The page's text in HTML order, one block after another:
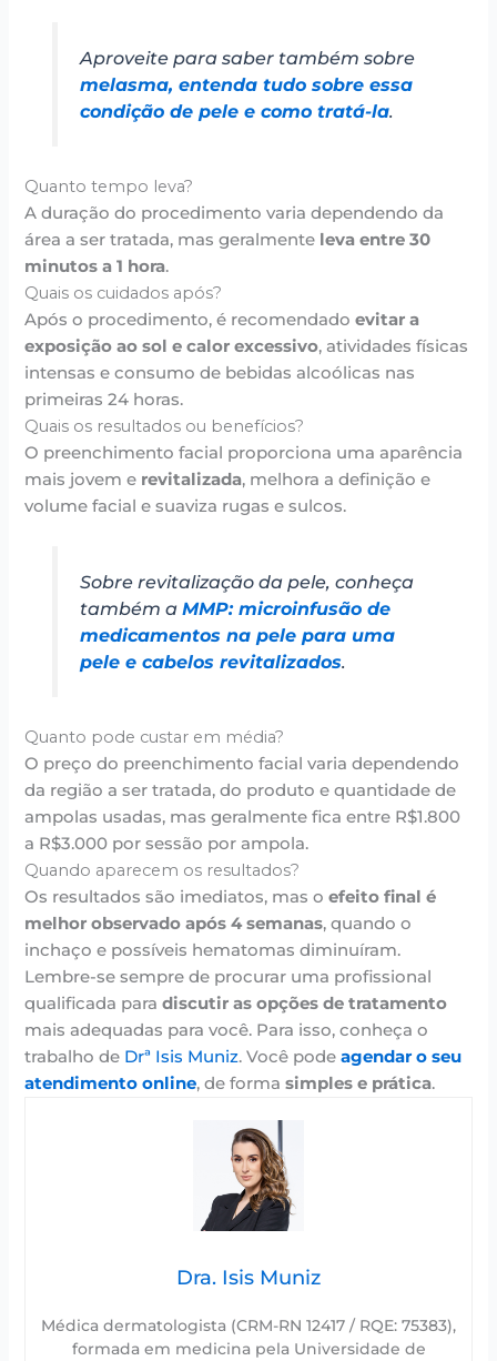
Aproveite para saber também sobre
melasma, entenda tudo sobre essa
condição de pele e como tratá-la.
Quanto tempo leva?
A duração do procedimento varia dependendo da
área a ser tratada, mas geralmente leva entre 30
minutos a 1 hora.
Quais os cuidados após?
Após o procedimento, é recomendadoevitar a
exposição ao sol e calor excessivo, atividades físicas
intensas e consumo de bebidas alcoólicas nas
primeiras 24 horas.
Quais os resultados ou benefícios?
O preenchimento facial proporciona uma aparência
mais jovem e revitalizada, melhora a definição e
volume facial e suaviza rugas e sulcos.
Sobre revitalização da pele, conheça
também a MMP: microinfusão de
medicamentos na pele para uma
pele e cabelos revitalizados.
Quanto pode custar em média?
O preço do preenchimento facial varia dependendo
da região a ser tratada, do produto e quantidade de
ampolas usadas, mas geralmente fica entre R$1.800
a R$3.000 por sessão por ampola.
Quando aparecem os resultados?
Os resultados são imediatos, mas oefeito final é
melhor observado após 4 semanas, quando o
inchaço e possíveis hematomas diminuíram.
Lembre-se sempre de procurar uma profissional
qualificada paradiscutir as opções de tratamento
mais adequadas para você. Para isso, conheça o
trabalho de Drª Isis Muniz. Você podeagendar o seu
atendimento online, de formasimples e prática.
Dra. Isis Muniz
Médica dermatologista (CRM-RN 12417 / RQE: 75383),
formada em medicina pela Universidade de